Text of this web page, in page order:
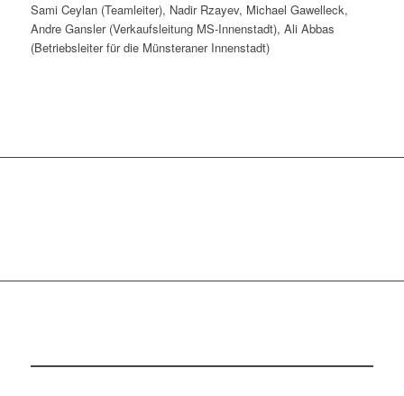
Sami Ceylan (Teamleiter), Nadir Rzayev, Michael Gawelleck,
Andre Gansler (Verkaufsleitung MS-Innenstadt), Ali Abbas
(Betriebsleiter für die Münsteraner Innenstadt)